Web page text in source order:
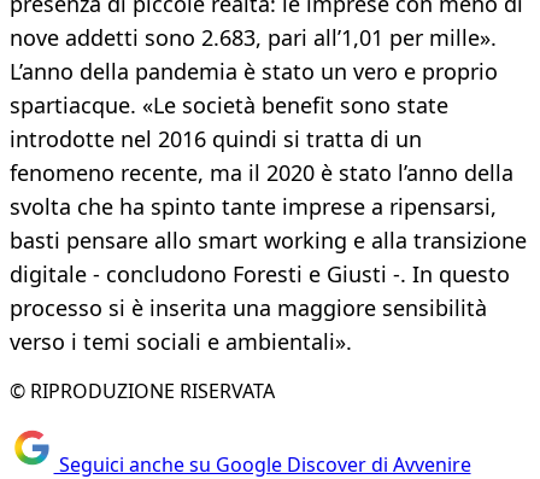
nove addetti sono 2.683, pari all’1,01 per mille».
L’anno della pandemia è stato un vero e proprio
spartiacque. «Le società benefit sono state
introdotte nel 2016 quindi si tratta di un
fenomeno recente, ma il 2020 è stato l’anno della
svolta che ha spinto tante imprese a ripensarsi,
basti pensare allo smart working e alla transizione
digitale - concludono Foresti e Giusti -. In questo
processo si è inserita una maggiore sensibilità
verso i temi sociali e ambientali».
© RIPRODUZIONE RISERVATA
Seguici anche su Google Discover di Avvenire